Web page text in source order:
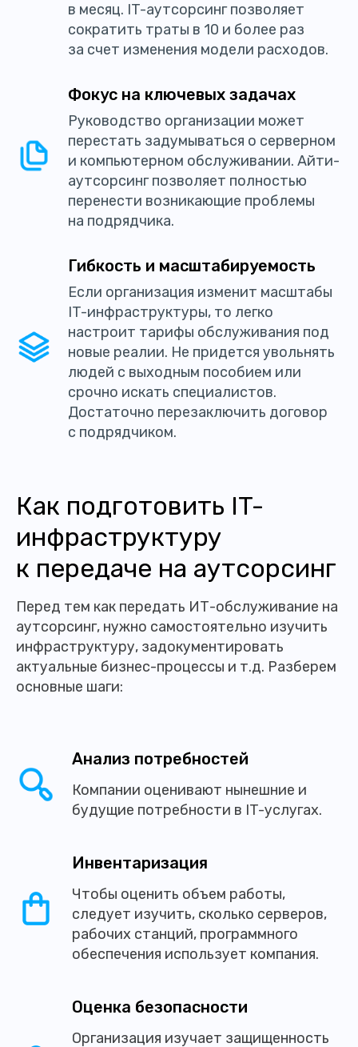
в месяц. IT-аутсорсинг позволяет
сократить траты в 10 и более раз
за счет изменения модели расходов.
Фокус на ключевых задачах
Руководство организации может
перестать задумываться о серверном
и компьютерном обслуживании. Айти-
аутсорсинг позволяет полностью
перенести возникающие проблемы
на подрядчика.
Гибкость и масштабируемость
Если организация изменит масштабы
IT-инфраструктуры, то легко
настроит тарифы обслуживания под
новые реалии. Не придется увольнять
людей с выходным пособием или
срочно искать специалистов.
Достаточно перезаключить договор
с подрядчиком.
Как подготовить IT-
инфраструктуру
к передаче на аутсорсинг
Перед тем как передать ИТ-обслуживание на
аутсорсинг, нужно самостоятельно изучить
инфраструктуру, задокументировать
актуальные бизнес-процессы и т.д. Разберем
основные шаги:
Анализ потребностей
Компании оценивают нынешние и
будущие потребности в IT-услугах.
Инвентаризация
Чтобы оценить объем работы,
следует изучить, сколько серверов,
рабочих станций, программного
обеспечения использует компания.
Оценка безопасности
Организация изучает защищенность